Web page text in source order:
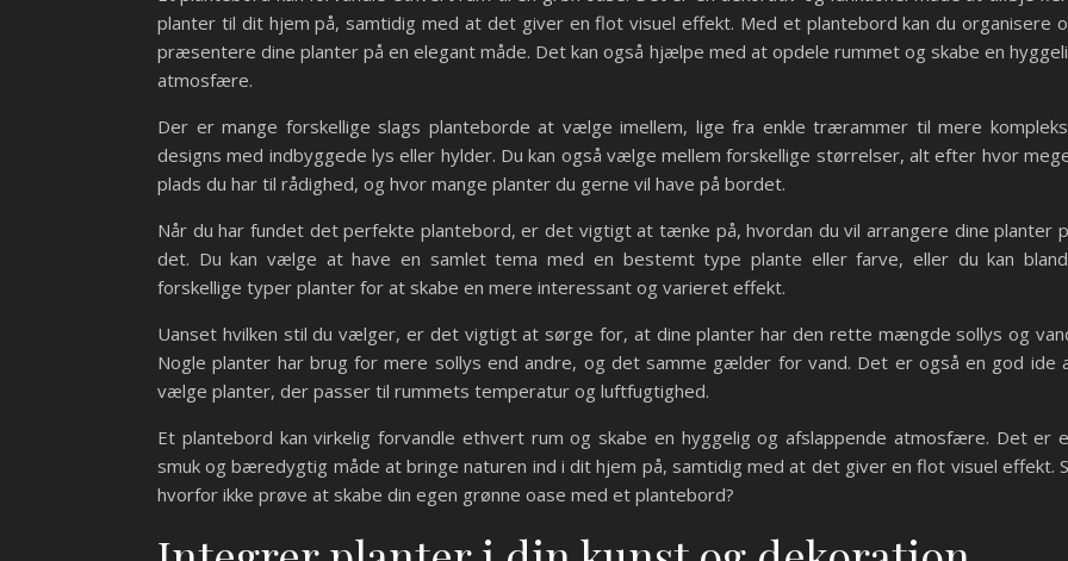
planter til dit hjem på, samtidig med at det giver en flot visuel effekt. Med et plantebord kan du organisere
præsentere dine planter på en elegant måde. Det kan også hjælpe med at opdele rummet og skabe en
atmosfære.
Der er mange forskellige slags planteborde at vælge imellem, lige fra enkle trærammer til mere
designs med indbyggede lys eller hylder. Du kan også vælge mellem forskellige størrelser, alt efter hvor
plads du har til rådighed, og hvor mange planter du gerne vil have på bordet.
Når du har fundet det perfekte plantebord, er det vigtigt at tænke på, hvordan du vil arrangere dine planter
det. Du kan vælge at have en samlet tema med en bestemt type plante eller farve, eller du kan
forskellige typer planter for at skabe en mere interessant og varieret effekt.
Uanset hvilken stil du vælger, er det vigtigt at sørge for, at dine planter har den rette mængde sollys og
Nogle planter har brug for mere sollys end andre, og det samme gælder for vand. Det er også en god ide
vælge planter, der passer til rummets temperatur og luftfugtighed.
Et plantebord kan virkelig forvandle ethvert rum og skabe en hyggelig og afslappende atmosfære. Det er
smuk og bæredygtig måde at bringe naturen ind i dit hjem på, samtidig med at det giver en flot visuel effekt.
hvorfor ikke prøve at skabe din egen grønne oase med et plantebord?